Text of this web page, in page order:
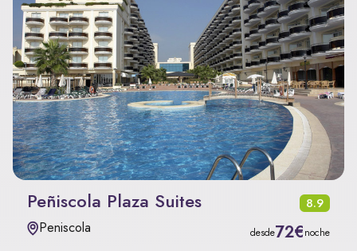
Peñiscola Plaza Suites 8.9
Peniscola desde72€noche